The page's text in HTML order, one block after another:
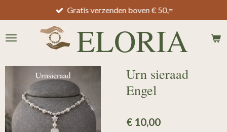
direct
naar
ELORIA
Gratis verzenden boven € 50,=
Urn sieraad
Engel
€ 10,00